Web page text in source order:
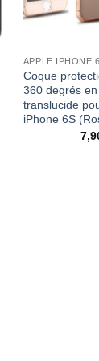
APPLE IPHONE
Coque
360 degrés
translucide
iPhone 6S